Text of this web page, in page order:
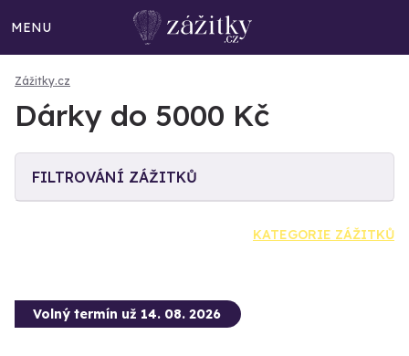
MENU
Zážitky.cz
Dárky do 5000 Kč
FILTROVÁNÍ ZÁŽITKŮ
KATEGORIE ZÁŽITKŮ
Volný termín už 14. 08. 2026